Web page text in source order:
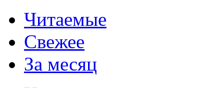
Читаемые
Свежее
За месяц